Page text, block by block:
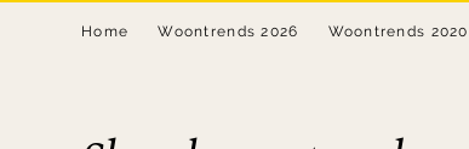
Home Woontrends 2026 Woontrends 2020